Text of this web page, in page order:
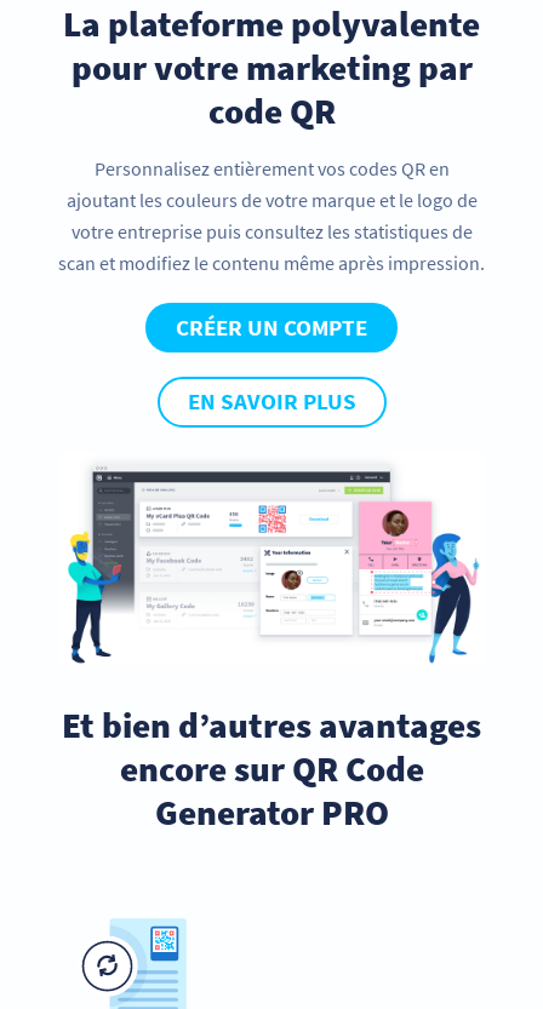
La plateforme polyvalente
pour votre marketing par
code QR
Personnalisez entièrement vos codes QR en
ajoutant les couleurs de votre marque et le logo de
votre entreprise puis consultez les statistiques de
scan et modifiez le contenu même après impression.
CRÉER UN COMPTE
EN SAVOIR PLUS
Et bien d’autres avantages
encore sur QR Code
Generator PRO